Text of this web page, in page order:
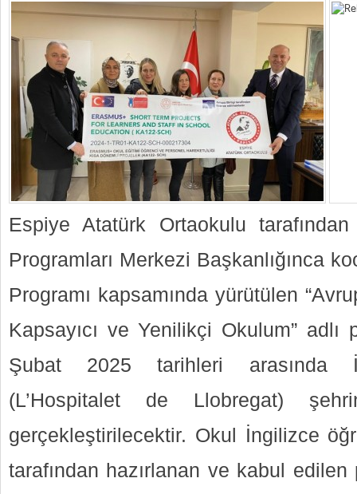
Espiye Atatürk Ortaokulu
Programları Merkezi Başkanlığınca
Programı kapsamında yürütülen
Kapsayıcı ve Yenilikçi Okulum” adlı
Şubat 2025 tarihleri arasında
(L’Hospitalet de Llobregat)
gerçekleştirilecektir. Okul İngilizce
tarafından hazırlanan ve kabul